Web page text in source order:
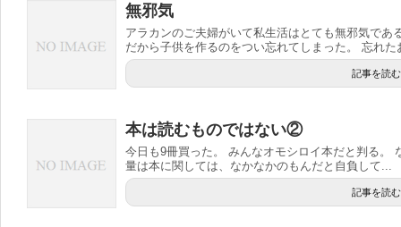
無邪気
アラカンのご夫婦がいて私生活はとても無邪気であ
だから子供を作るのをつい忘れてしまった。 忘れた
記事を読む
本は読むものではない②
今日も9冊買った。 みんなオモシロイ本だと判る。
量は本に関しては、なかなかのもんだと自負して...
記事を読む